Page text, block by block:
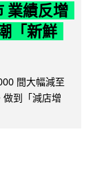
業績反增
「新鮮
間大幅減至
到「減店增